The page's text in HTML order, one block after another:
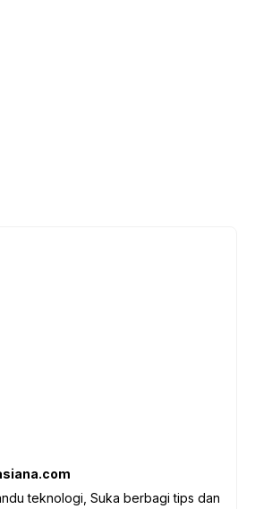
teknologi, Suka berbagi tips dan